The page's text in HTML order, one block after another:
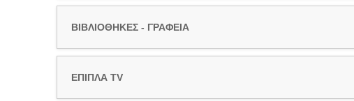
ΒΙΒΛΙΟΘΗΚΕΣ - ΓΡΑΦΕΙΑ
ΕΠΙΠΛΑ TV